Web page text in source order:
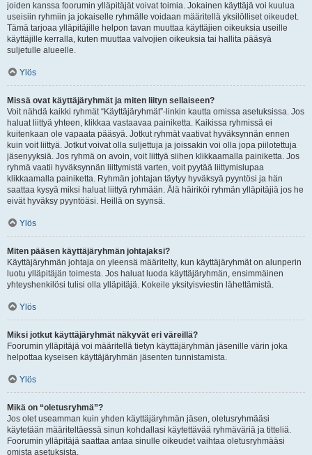
joiden kanssa foorumin ylläpitäjät voivat toimia. Jokainen käyttäjä voi kuulua
useisiin ryhmiin ja jokaiselle ryhmälle voidaan määritellä yksilölliset oikeudet.
Tämä tarjoaa ylläpitäjille helpon tavan muuttaa käyttäjien oikeuksia useille
käyttäjille kerralla, kuten muuttaa valvojien oikeuksia tai hallita pääsyä
suljetulle alueelle.
Ylös
Missä ovat käyttäjäryhmät ja miten liityn sellaiseen?
Voit nähdä kaikki ryhmät “Käyttäjäryhmät”-linkin kautta omissa asetuksissa. Jos
haluat liittyä yhteen, klikkaa vastaavaa painiketta. Kaikissa ryhmissä ei
kuitenkaan ole vapaata pääsyä. Jotkut ryhmät vaativat hyväksynnän ennen
kuin voit liittyä. Jotkut voivat olla suljettuja ja joissakin voi olla jopa piilotettuja
jäsenyyksiä. Jos ryhmä on avoin, voit liittyä siihen klikkaamalla painiketta. Jos
ryhmä vaatii hyväksynnän liittymistä varten, voit pyytää liittymislupaa
klikkaamalla painiketta. Ryhmän johtajan täytyy hyväksyä pyyntösi ja hän
saattaa kysyä miksi haluat liittyä ryhmään. Älä häiriköi ryhmän ylläpitäjiä jos he
eivät hyväksy pyyntöäsi. Heillä on syynsä.
Ylös
Miten pääsen käyttäjäryhmän johtajaksi?
Käyttäjäryhmän johtaja on yleensä määritelty, kun käyttäjäryhmät on alunperin
luotu ylläpitäjän toimesta. Jos haluat luoda käyttäjäryhmän, ensimmäinen
yhteyshenkilösi tulisi olla ylläpitäjä. Kokeile yksityisviestin lähettämistä.
Ylös
Miksi jotkut käyttäjäryhmät näkyvät eri väreillä?
Foorumin ylläpitäjä voi määritellä tietyn käyttäjäryhmän jäsenille värin joka
helpottaa kyseisen käyttäjäryhmän jäsenten tunnistamista.
Ylös
Mikä on “oletusryhmä”?
Jos olet useamman kuin yhden käyttäjäryhmän jäsen, oletusryhmääsi
käytetään määriteltäessä sinun kohdallasi käytettävää ryhmäväriä ja titteliä.
Foorumin ylläpitäjä saattaa antaa sinulle oikeudet vaihtaa oletusryhmääsi
omista asetuksista.